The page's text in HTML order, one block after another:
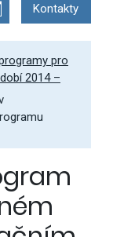
Kontakty
pro
2014 –